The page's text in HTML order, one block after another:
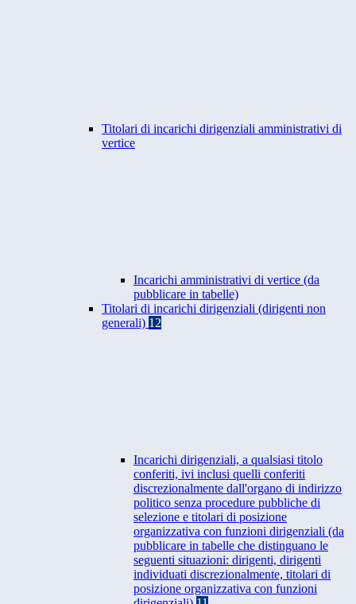
Titolari di incarichi dirigenziali amministrativi di
vertice
Incarichi amministrativi di vertice (da
pubblicare in tabelle)
Titolari di incarichi dirigenziali (dirigenti non
generali) 12
Incarichi dirigenziali, a qualsiasi titolo
conferiti, ivi inclusi quelli conferiti
discrezionalmente dall'organo di indirizzo
politico senza procedure pubbliche di
selezione e titolari di posizione
organizzativa con funzioni dirigenziali (da
pubblicare in tabelle che distinguano le
seguenti situazioni: dirigenti, dirigenti
individuati discrezionalmente, titolari di
posizione organizzativa con funzioni